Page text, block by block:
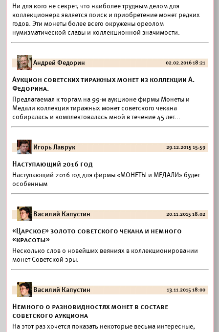
Ни для кого не секрет, что наиболее трудным делом для
коллекционера является поиск и приобретение монет редких
годов. Эти монеты более всего окружены ореолом
нумизматической славы и коллекционной значимости.
Андрей Федорин 02.02.2016 18:21
Аукцион советских тиражных монет из коллекции А.
Федорина.
Предлагаемая к торгам на 99-м аукционе фирмы Монеты и
Медали коллекция тиражных монет советского чекана
собиралась и комплектовалась мной в течение 45 лет...
Игорь Лаврук 29.12.2015 15:59
Наступающий 2016 год
Наступающий 2016 год для фирмы «МОНЕТЫ и МЕДАЛИ» будет
особенным
Василий Капустин 20.11.2015 18:02
«Царское» золото советского чекана и немного
«красоты»
Несколько слов о новейших веяниях в коллекционировании
монет Советской эры.
Василий Капустин 13.11.2015 18:00
Немного о разновидностях монет в составе
советского аукциона
На этот раз хочется показать некоторые весьма интересные,